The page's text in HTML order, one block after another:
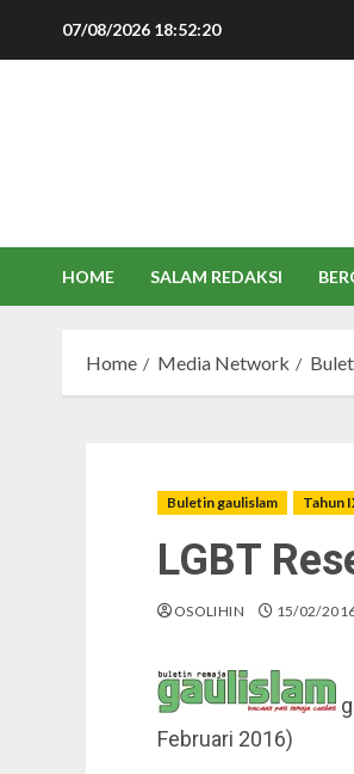
07/08/2026 18:52:21
HOME SALAM REDAKSI
Home Media Network
Buletin gaulislam Tahun
LGBT
OSOLIHIN 15/02/
Februari 2016)